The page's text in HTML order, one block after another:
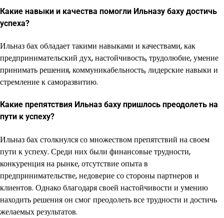
Какие навыки и качества помогли Ильназу баху достичь
успеха?
Ильназ бах обладает такими навыками и качествами, как
предпринимательский дух, настойчивость, трудолюбие, умение
принимать решения, коммуникабельность, лидерские навыки и
стремление к саморазвитию.
Какие препятствия Ильназ баху пришлось преодолеть на
пути к успеху?
Ильназ бах столкнулся со множеством препятствий на своем
пути к успеху. Среди них были финансовые трудности,
конкуренция на рынке, отсутствие опыта в
предпринимательстве, недоверие со стороны партнеров и
клиентов. Однако благодаря своей настойчивости и умению
находить решения он смог преодолеть все трудности и достичь
желаемых результатов.